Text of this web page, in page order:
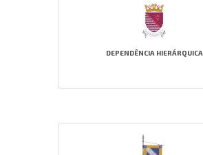
DEPENDÊNCIA HIERÁRQUICA